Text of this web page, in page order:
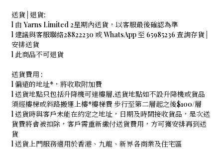
送貨 | 退貨:
l 由 Yarns Limited 2星期內送貨，以客服最後確認為準
l 建議與客服聯絡28822230 或 WhatsApp 至 65985236 查詢存貨 |
安排送貨
l 此商品不可退貨
送貨費用 :
l 偏遠的地址*，將收取附加費
l 送貨地點只包括升降機可達樓層,送貨地點如不設升降機或貨品
須經樓梯或斜路搬運上樓*樓梯費 步行至第二層起之後$100/層
l 送貨時與客戶未能在約定之地址，日期及時間接收貨品，是次送
貨費將會被扣除，客戶需重新繳付送貨費用，方可獲安排再到送
貨
l 送貨上門服務適用於香港、九龍、新界各商業及住宅區